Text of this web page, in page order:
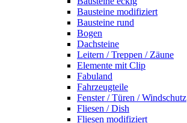
Bausteine modifiziert
Bausteine rund
Bogen
Dachsteine
Leitern / Treppen / Zäune
Elemente mit Clip
Fabuland
Fahrzeugteile
Fenster / Türen / Windschutz
Fliesen / Dish
Fliesen modifiziert